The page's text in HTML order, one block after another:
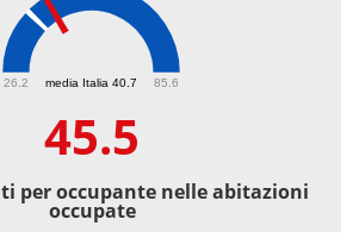
media Italia 40.7
26.2 85.6
45.5
per occupante nelle abitazioni
occupate